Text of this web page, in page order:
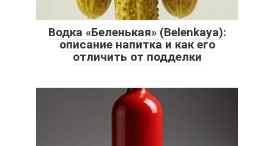
Водка «Беленькая» (Belenkaya):
описание напитка и как его
отличить от подделки